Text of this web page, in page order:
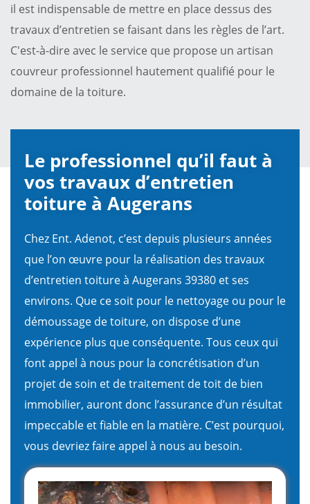
il est indispensable de mettre en place dessus des
travaux d’entretien se faisant dans les règles de l’art.
C'est-à-dire avec le service que propose un artisan
couvreur professionnel hautement qualifié pour le
domaine de la toiture.
Le professionnel qu’il faut à
vos travaux d’entretien
toiture à Augerans
Chez Ent. Adenot, c’est depuis plusieurs années
que l’on œuvre pour la réalisation des travaux
d’entretien toiture à Augerans 39380 et ses
environs. Que ce soit pour le nettoyage ou pour le
démoussage de toiture, on dispose d’une
expérience plus que conséquente. Tous ceux qui
font appel à nous pour la concrétisation d’un
projet de soin et de traitement de toit de bien
immobilier, auront donc l’assurance d’un résultat
impeccable et fiable en la matière. C’est pourquoi,
vous devriez faire appel à nous au besoin.